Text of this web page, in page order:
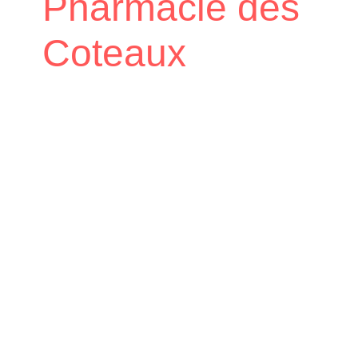
Coteaux